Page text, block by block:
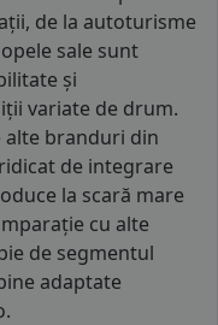
de la autoturisme
sale sunt
și
variate de drum.
alte branduri din
de integrare
la scară mare
cu alte
de segmentul
adaptate